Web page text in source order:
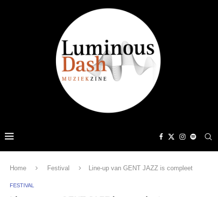
Home Festival Line-up van GENT JAZZ is compleet
FESTIVAL